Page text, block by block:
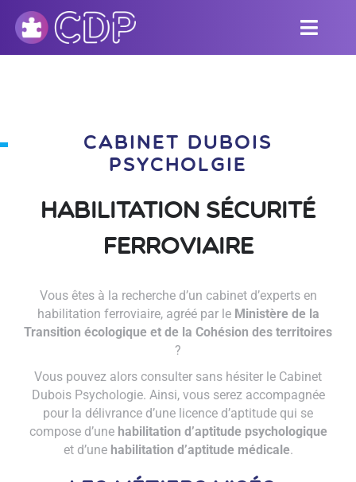
CABINET DUBOIS
PSYCHOLGIE
Habilitation sécurité
ferroviaire
Vous êtes à la recherche d’un cabinet d’experts en
habilitation ferroviaire, agréé par le Ministère de la
Transition écologique et de la Cohésion des territoires
?
Vous pouvez alors consulter sans hésiter le Cabinet
Dubois Psychologie. Ainsi, vous serez accompagnée
pour la délivrance d’une licence d’aptitude qui se
compose d’une habilitation d’aptitude psychologique
et d’une habilitation d’aptitude médicale.